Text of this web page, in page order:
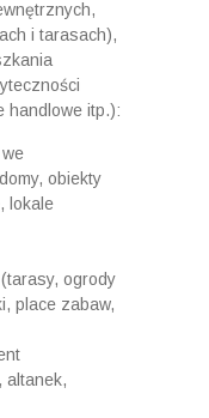
i tarasach),
handlowe itp.):
obiekty
lokale
ogrody
place zabaw,
altanek,